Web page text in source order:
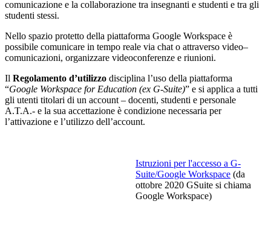
comunicazione e la collaborazione tra insegnanti e studenti e tra gli
studenti stessi.
Nello spazio protetto della piattaforma Google Workspace è
possibile comunicare in tempo reale via chat o attraverso video–
comunicazioni, organizzare videoconferenze e riunioni.
Il Regolamento d’utilizzo disciplina l’uso della piattaforma
“Google Workspace for Education (ex G-Suite)” e si applica a tutti
gli utenti titolari di un account – docenti, studenti e personale
A.T.A.- e la sua accettazione è condizione necessaria per
l’attivazione e l’utilizzo dell’account.
Istruzioni per l'accesso a G-
Suite/Google Workspace (da
ottobre 2020 GSuite si chiama
Google Workspace)